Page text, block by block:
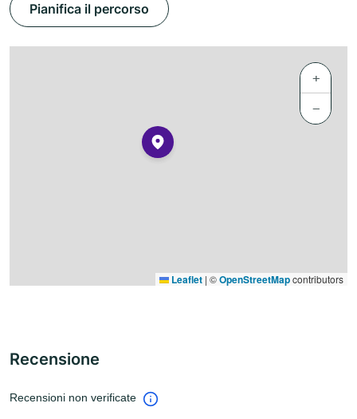
Pianifica il percorso
+
−
Leaflet | ©OpenStreetMapcontributors
Recensione
Recensioni non verificate